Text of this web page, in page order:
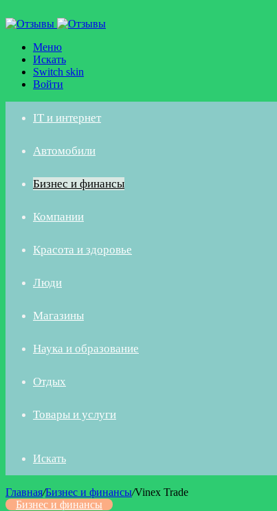
Меню
Искать
Switch skin
Войти
IT и интернет
Автомобили
Бизнес и финансы
Компании
Красота и здоровье
Люди
Магазины
Наука и образование
Отдых
Товары и услуги
Искать
Главная/Бизнес и финансы/Vinex Trade
Бизнес и финансы